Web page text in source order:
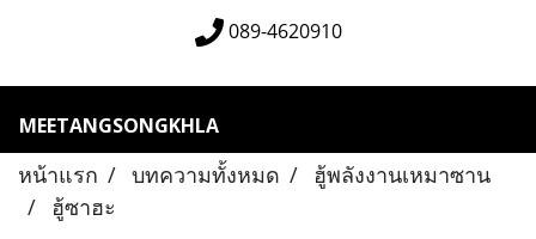
089-4620910
MEETANGSONGKHLA
หน้าแรก บทความทั้งหมด
ฮู้พลังงานเหมาซาน
ฮู้ซาฮะ